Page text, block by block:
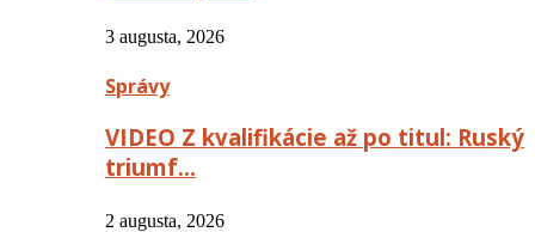
3 augusta, 2026
Správy
VIDEO Z kvalifikácie až po titul: Ruský
triumf…
2 augusta, 2026